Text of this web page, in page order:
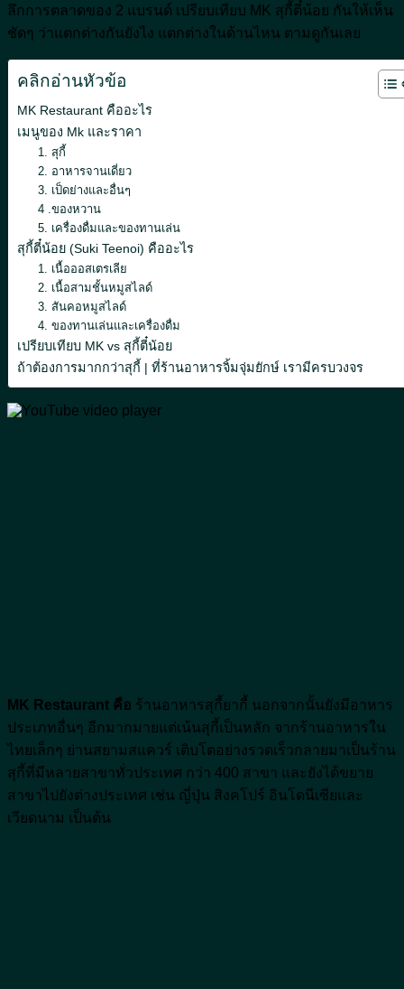
ลึกการตลาดของ 2 แบรนด์ เปรียบเทียบ MK สุกี้ตี๋น้อย กันให้เห็น
ชัดๆ ว่าแตกต่างกันยังไง แตกต่างในด้านไหน ตามดูกันเลย
คลิกอ่านหัวข้อ
MK Restaurant คืออะไร
เมนูของ Mk และราคา
1. สุกี้
2. อาหารจานเดี่ยว
3. เป็ดย่างและอื่นๆ
4 .ของหวาน
5. เครื่องดื่มและของทานเล่น
สุกี้ตี๋น้อย (Suki Teenoi) คืออะไร
1. เนื้อออสเตรเลีย
2. เนื้อสามชั้นหมูสไลด์
3. สันคอหมูสไลด์
4. ของทานเล่นและเครื่องดื่ม
เปรียบเทียบ MK vs สุกี้ตี๋น้อย
ถ้าต้องการมากกว่าสุกี้ | ที่ร้านอาหารจิ้มจุ่มยักษ์ เรามีครบวงจร
MK Restaurant คือ ร้านอาหารสุกี้ยากี้ นอกจากนั้นยังมีอาหาร
ประเภทอื่นๆ อีกมากมายแต่เน้นสุกี้เป็นหลัก จากร้านอาหารใน
ไทยเล็กๆ ย่านสยามสแควร์ เติบโตอย่างรวดเร็วกลายมาเป็นร้าน
สุกี้ที่มีหลายสาขาทั่วประเทศ กว่า 400 สาขา และยังได้ขยาย
สาขาไปยังต่างประเทศ เช่น ญี่ปุ่น สิงคโปร์ อินโดนีเซียและ
เวียดนาม เป็นต้น